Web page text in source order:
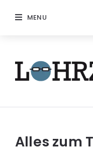
MENU
Alles zum